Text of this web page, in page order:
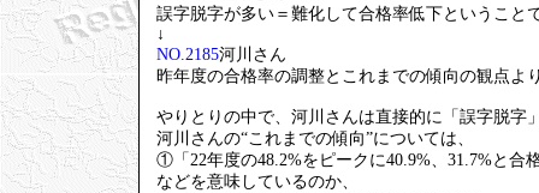
誤字脱字が多い＝難化して合格率低下ということ
↓
NO.2185河川さん
昨年度の合格率の調整とこれまでの傾向の観点よ
やりとりの中で、河川さんは直接的に「誤字脱字
河川さんの“これまでの傾向”については、
①「22年度の48.2%をピークに40.9%、31.7%と合
などを意味しているのか、